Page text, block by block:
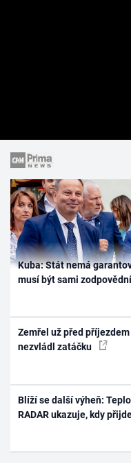
Kuba: Stát nemá
musí být sami
Zemřel už před
nezvládl zatáčku
Blíží se další výheň:
RADAR ukazuje, kdy